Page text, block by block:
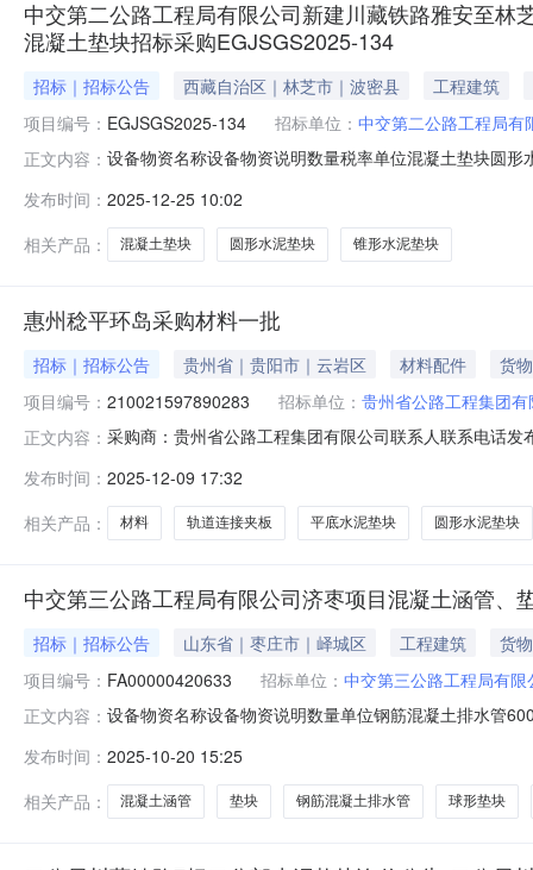
中交第二公路工程局有限公司新建川藏铁路雅安至
混凝土垫块招标采购EGJSGS2025-134
招标｜招标公告 西藏自治区｜林芝市｜波密县
工程建筑
项目编号： EGJSGS2025-134 招标单位： 中交第二公路工程局有
正文内容： 设备物资名称设备物资说明数量税率单位混凝土垫块圆
圆形水泥垫块，C35，直径100mm，开20mm孔
发布时间： 2025-12-25 10:02
相关产品：
混凝土垫块 圆形水泥垫块 锥形水泥垫块
惠州稔平环岛采购材料一批
招标｜招标公告 贵州省｜贵阳市｜云岩区 材料配件
货物
项目编号： 210021597890283 招标单位： 贵州省公路工程集团
正文内容： 采购商：贵州省公路工程集团有限公司联系人联系电话
编码物料名称品牌型号采购量是否送样对供应商附言1轨
发布时间： 2025-12-09 17:32
相关产品：
材料 轨道连接夹板 平底水泥垫块 圆形水泥垫块
中交第三公路工程局有限公司济枣项目混凝土涵管
招标｜招标公告 山东省｜枣庄市｜峄城区 工程建筑
货物
项目编号： FA00000420633 招标单位： 中交第三公路工程局有限
正文内容： 设备物资名称设备物资说明数量单位钢筋混凝土排水管
圆形水泥垫块80000.0个混凝土垫块梅花水泥垫块
发布时间： 2025-10-20 15:25
相关产品：
混凝土涵管 垫块 钢筋混凝土排水管 球形垫块